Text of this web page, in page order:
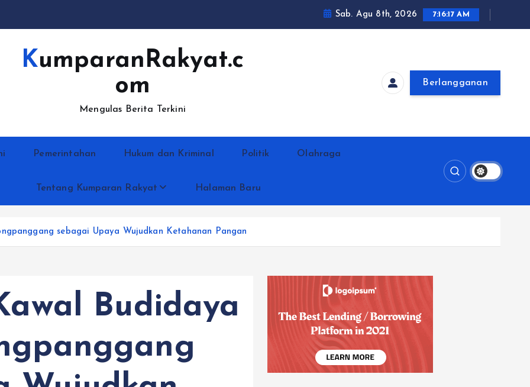
Sab. Agu 8th, 2026 7:16:18 AM
KumparanRakyat.c
om
Mengulas Berita Terkini
Berlangganan
Pemerintahan Hukum dan Kriminal Politik Olahraga
Tentang Kumparan Rakyat Halaman Baru
sebagai Upaya Wujudkan Ketahanan Pangan
Budidaya